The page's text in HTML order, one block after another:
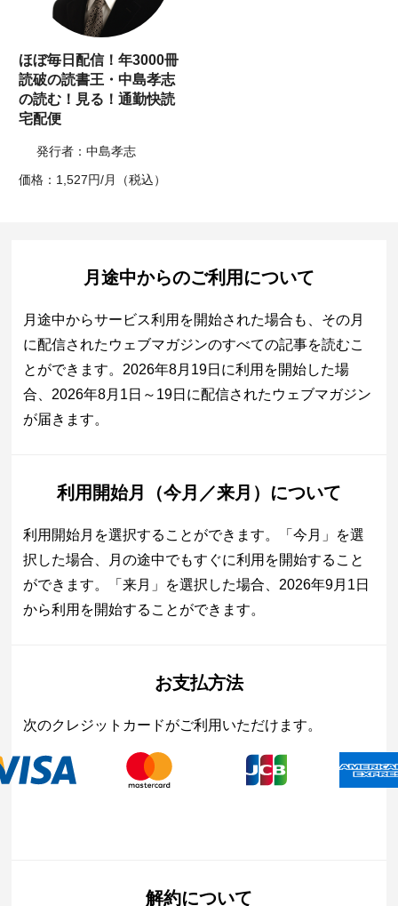
ほぼ毎日配信！年3000冊
読破の読書王・中島孝志
の読む！見る！通勤快読
宅配便
発行者：中島孝志
価格：1,527円/月（税込）
月途中からのご利用について
月途中からサービス利用を開始された場合も、その月
に配信されたウェブマガジンのすべての記事を読むこ
とができます。2026年8月19日に利用を開始した場
合、2026年8月1日～19日に配信されたウェブマガジン
が届きます。
利用開始月（今月／来月）について
利用開始月を選択することができます。「今月」を選
択した場合、月の途中でもすぐに利用を開始すること
ができます。「来月」を選択した場合、2026年9月1日
から利用を開始することができます。
お支払方法
次のクレジットカードがご利用いただけます。
解約について